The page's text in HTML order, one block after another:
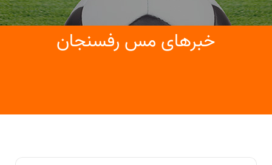
خبرهای مس رفسنجان